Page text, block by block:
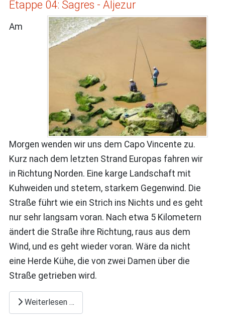
Etappe 04: Sagres - Aljezur
Am
Morgen wenden wir uns dem Capo Vincente zu.
Kurz nach dem letzten Strand Europas fahren wir
in Richtung Norden. Eine karge Landschaft mit
Kuhweiden und stetem, starkem Gegenwind. Die
Straße führt wie ein Strich ins Nichts und es geht
nur sehr langsam voran. Nach etwa 5 Kilometern
ändert die Straße ihre Richtung, raus aus dem
Wind, und es geht wieder voran. Wäre da nicht
eine Herde Kühe, die von zwei Damen über die
Straße getrieben wird.
Weiterlesen …